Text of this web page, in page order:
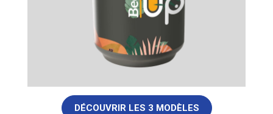
DÉCOUVRIR LES 3 MODÈLES